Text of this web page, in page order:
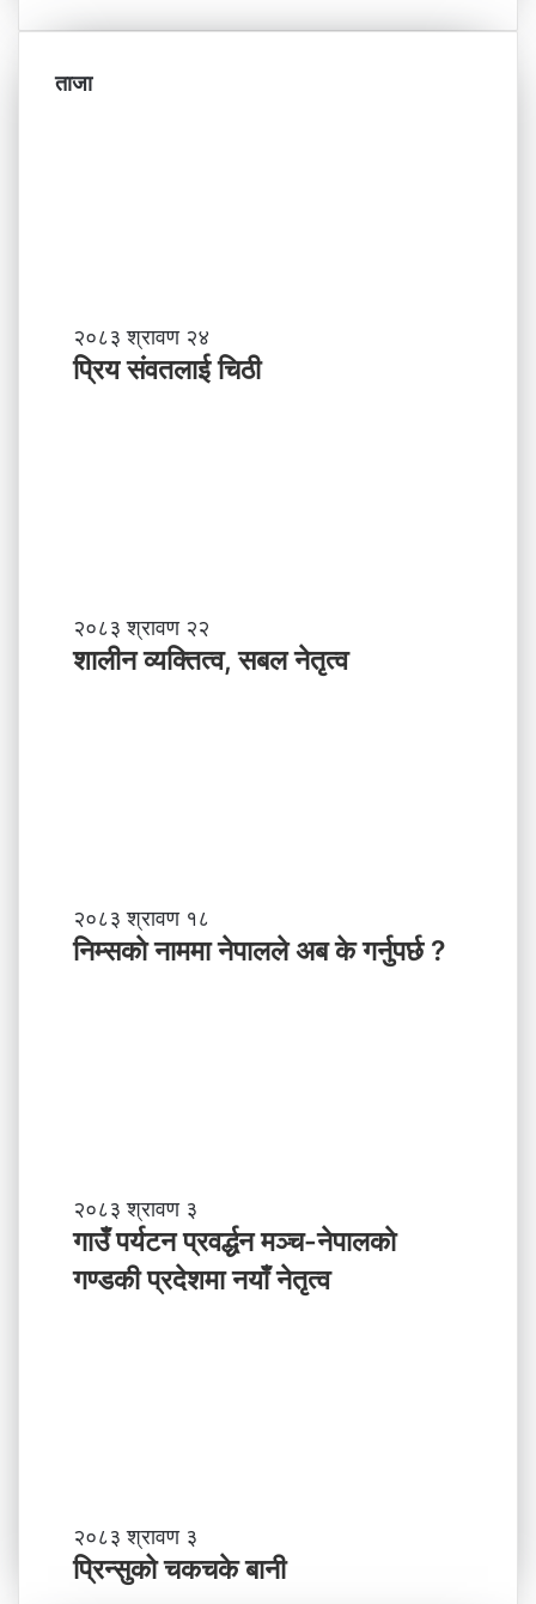
ताजा
प्रि
य
२०८३ श्रावण २४
प्रिय संवतलाई चिठी
शा
ली
न
तृ
त्व
२०८३ श्रावण २२
शालीन व्यक्तित्व, सबल नेतृत्व
नि
म्स
ब
के
ग
र्नु
२०८३ श्रावण १८
निम्सकाे नाममा नेपालले अब के गर्नुपर्छ ?
गा
उँ
र्य
ने
पा
२०८३ श्रावण ३
गाउँ पर्यटन प्रवर्द्धन मञ्च-नेपालकाे
गण्डकी प्रदेशमा नयाँ नेतृत्व
प्रि
न्सु
को
२०८३ श्रावण ३
प्रिन्सुको चकचके बानी